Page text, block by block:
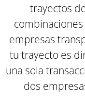
trayectos
empresas
tu trayecto es
una sola
dos